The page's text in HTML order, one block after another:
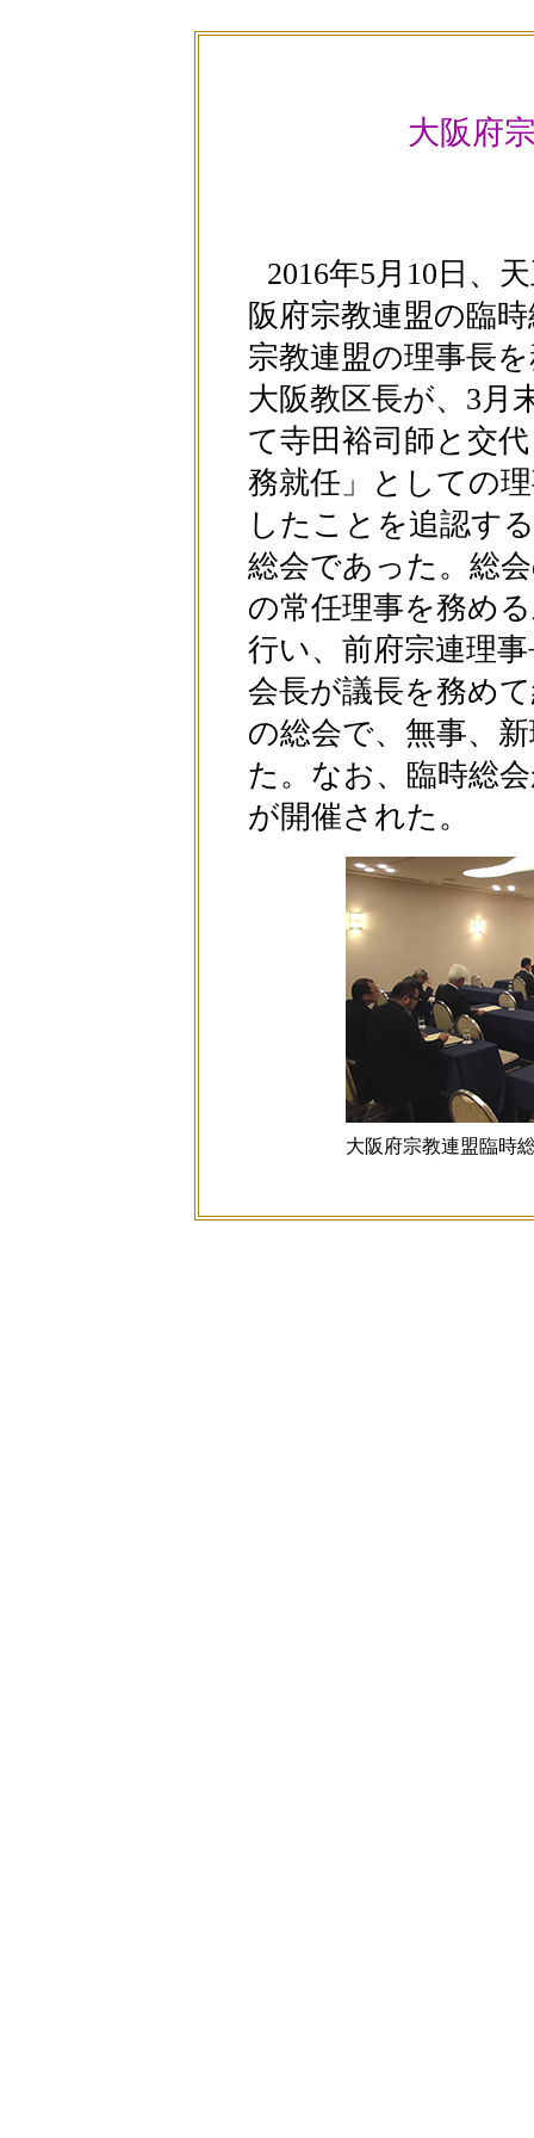
大阪府
2016年5月10日、
阪府宗教連盟の臨
宗教連盟の理事長
大阪教区長が、3月
て寺田裕司師と交
務就任」としての
したことを追認す
総会であった。総
の常任理事を務め
行い、前府宗連理
会長が議長を務め
の総会で、無事、
た。なお、臨時総
が開催された。
大阪府宗教連盟臨時